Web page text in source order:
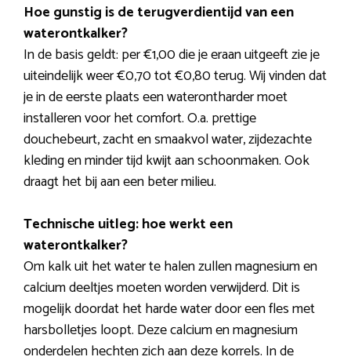
Hoe gunstig is de terugverdientijd van een
waterontkalker?
In de basis geldt: per €1,00 die je eraan uitgeeft zie je
uiteindelijk weer €0,70 tot €0,80 terug. Wij vinden dat
je in de eerste plaats een waterontharder moet
installeren voor het comfort. O.a. prettige
douchebeurt, zacht en smaakvol water, zijdezachte
kleding en minder tijd kwijt aan schoonmaken. Ook
draagt het bij aan een beter milieu.
Technische uitleg: hoe werkt een
waterontkalker?
Om kalk uit het water te halen zullen magnesium en
calcium deeltjes moeten worden verwijderd. Dit is
mogelijk doordat het harde water door een fles met
harsbolletjes loopt. Deze calcium en magnesium
onderdelen hechten zich aan deze korrels. In de